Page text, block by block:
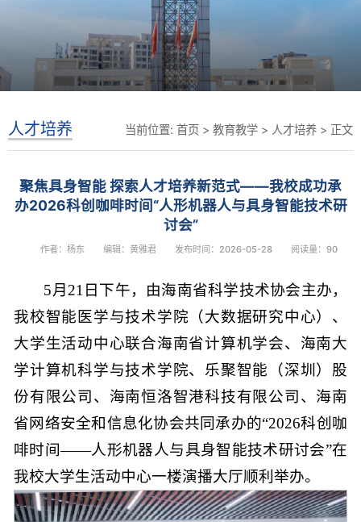
当前位置: 首页 > 教育教学 > 人才培养 > 正文
人才培养
聚焦具身智能 探索人才培养新范式——我校成功承
办2026科创咖啡时间“人形机器人与具身智能技术研
讨会”
作者：杨东 编辑：黄雅君 发布时间：2026-05-28 阅读量： 90
5月21日下午，由海南省科学技术协会主办，
我校智能医学与技术学院（大数据研究中心）、
大学生活动中心联合海南省计算机学会、海南大
学计算机科学与技术学院、乐聚智能（深圳）股
份有限公司、海南恒洛智港科技有限公司、海南
省网络安全和信息化协会共同承办的“2026科创咖
啡时间——人形机器人与具身智能技术研讨会”在
我校大学生活动中心一楼演播大厅顺利举办。